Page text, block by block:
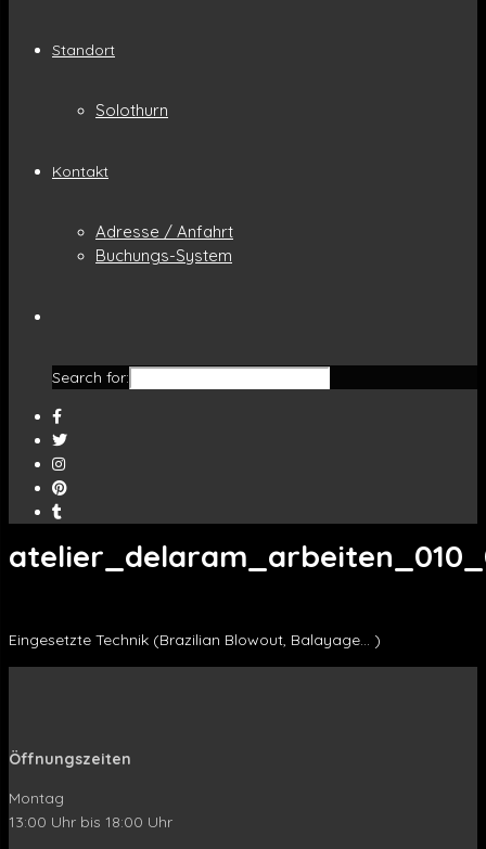
Standort
Solothurn
Kontakt
Adresse / Anfahrt
Buchungs-System
Search for:
Eingesetzte Technik (Brazilian Blowout, Balayage… )
Öffnungszeiten
Montag
13:00 Uhr bis 18:00 Uhr